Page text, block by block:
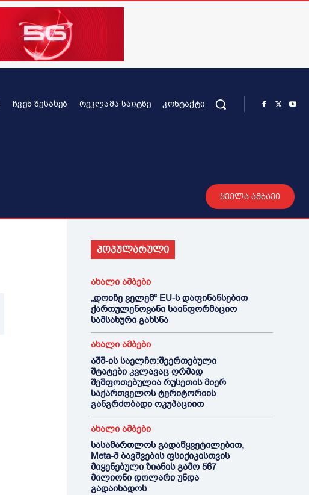
ᲩᲕᲔᲜ ᲨᲔᲡᲐᲮᲔᲑ ᲠᲔᲙᲚᲐᲛᲐ ᲡᲐᲘᲢᲖᲔ ᲙᲝᲜᲢᲐᲥᲢᲘ
ყველა ამბავი
პოპულარული
ახალი ამბები
„დოიჩე ველემ“ EU-ს დაფინანსებით
ქართულენოვანი საინფორმაციო
სამსახური გახსნა
ახალი ამბები
აშშ-ის საელჩო:შეერთებული
შტატები კვლავაც ღრმად
შეშფოთებულია რუსეთის მიერ
საქართველოს ტერიტორიის
განგრძობადი ოკუპაციით
ახალი ამბები
სასამართლოს გადაწყვეტილებით,
Meta-მ ბავშვების ფსიქიკისთვის
მიყენებული ზიანის გამო 567
მილიონი დოლარი უნდა
გადაიხადოს